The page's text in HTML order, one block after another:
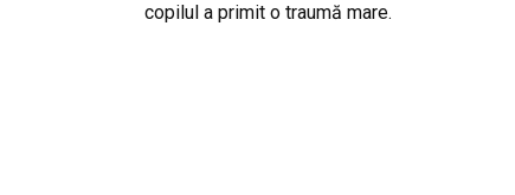
copilul a primit o traumă mare.